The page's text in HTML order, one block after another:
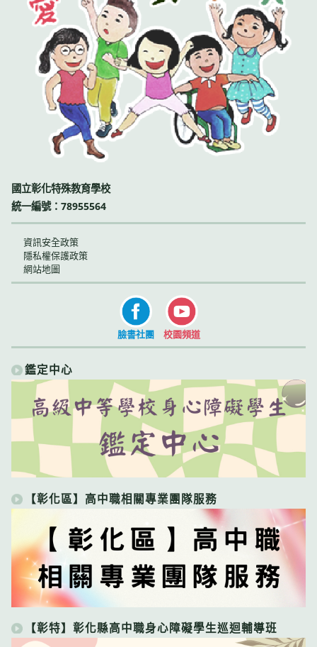
國立彰化特殊教育學校
統一編號：78955564
資訊安全政策
隱私權保護政策
網站地圖
臉書社團 校園頻道
鑑定中心
【彰化區】高中職相關專業團隊服務
【彰特】彰化縣高中職身心障礙學生巡迴輔導班